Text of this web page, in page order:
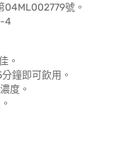
04ML002779號。
4
。
鐘即可飲用。
度。
。